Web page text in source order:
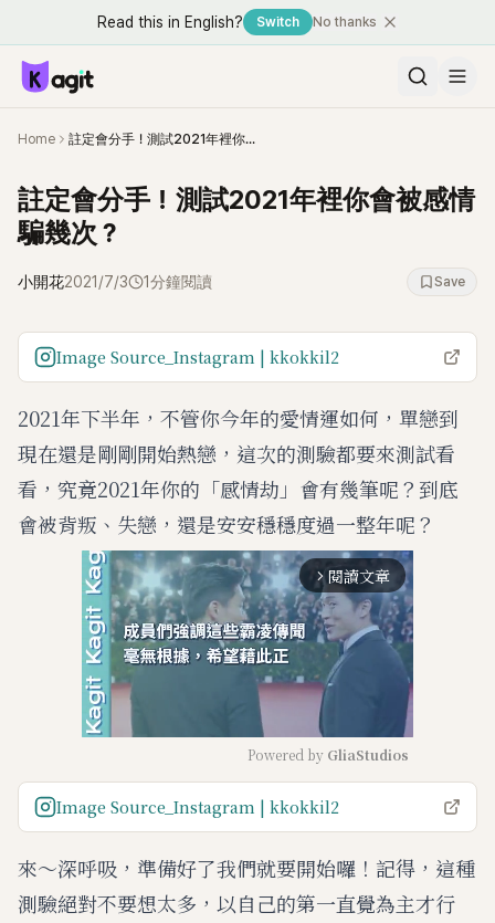
Read this in English? Switch No thanks
Home 註定會分手！測試2021年裡你會被感情騙幾次？
註定會分手！測試2021年裡你會被感情
騙幾次？
小開花2021/7/3 1分鐘閱讀 Save
Image Source_Instagram | kkokkil2
2021年下半年，不管你今年的愛情運如何，單戀到
現在還是剛剛開始熱戀，這次的測驗都要來測試看
看，究竟2021年你的「感情劫」會有幾筆呢？到底
會被背叛、失戀，還是安安穩穩度過一整年呢？
arrow_forward_ios 閱讀文章
M
u
e
Powered by GliaStudios
Image Source_Instagram | kkokkil2
來～深呼吸，準備好了我們就要開始囉！記得，這種
測驗絕對不要想太多，以自己的第一直覺為主才行